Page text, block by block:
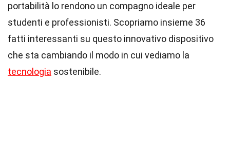
portabilità lo rendono un compagno ideale per
studenti e professionisti. Scopriamo insieme 36
fatti interessanti su questo innovativo dispositivo
che sta cambiando il modo in cui vediamo la
tecnologia sostenibile.